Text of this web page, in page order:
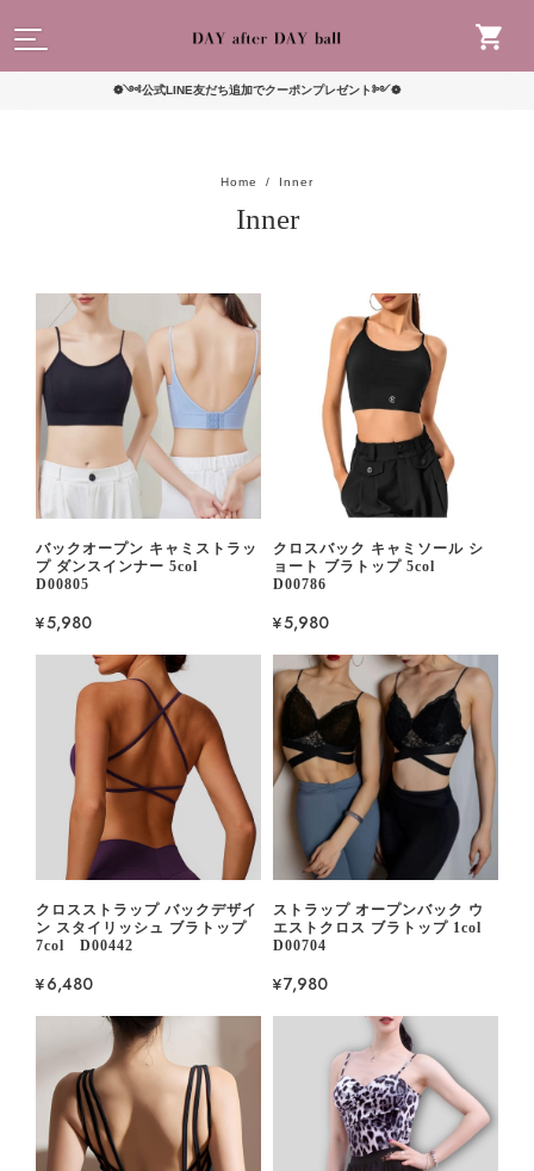
❁༺公式LINE友だち追加でクーポンプレゼント༻❁
Home Inner
Inner
バックオープン キャミストラッ
プ ダンスインナー 5col
D00805
¥5,980
クロスバック キャミソール シ
ョート ブラトップ 5col
D00786
¥5,980
クロスストラップ バックデザイ
ン スタイリッシュ ブラトップ
7col D00442
¥6,480
ストラップ オープンバック ウ
エストクロス ブラトップ 1col
D00704
¥7,980